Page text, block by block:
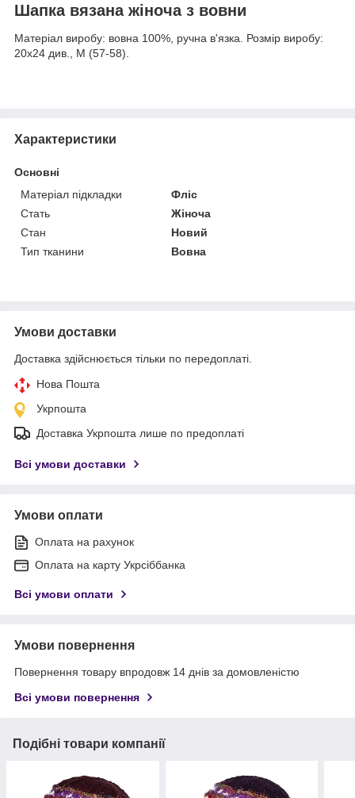
Шапка вязана жіноча з вовни
Матеріал виробу: вовна 100%, ручна в'язка. Розмір виробу:
20х24 див., М (57-58).
Характеристики
Основні
Матеріал підкладки
Фліс
Стать
Жіноча
Стан
Новий
Тип тканини
Вовна
Умови доставки
Доставка здійснюється тільки по передоплаті.
Нова Пошта
Укрпошта
Доставка Укрпошта лише по предоплаті
Всі умови доставки
Умови оплати
Оплата на рахунок
Оплата на карту Укрсіббанка
Всі умови оплати
Умови повернення
Повернення товару впродовж 14 днів за домовленістю
Всі умови повернення
Подібні товари компанії